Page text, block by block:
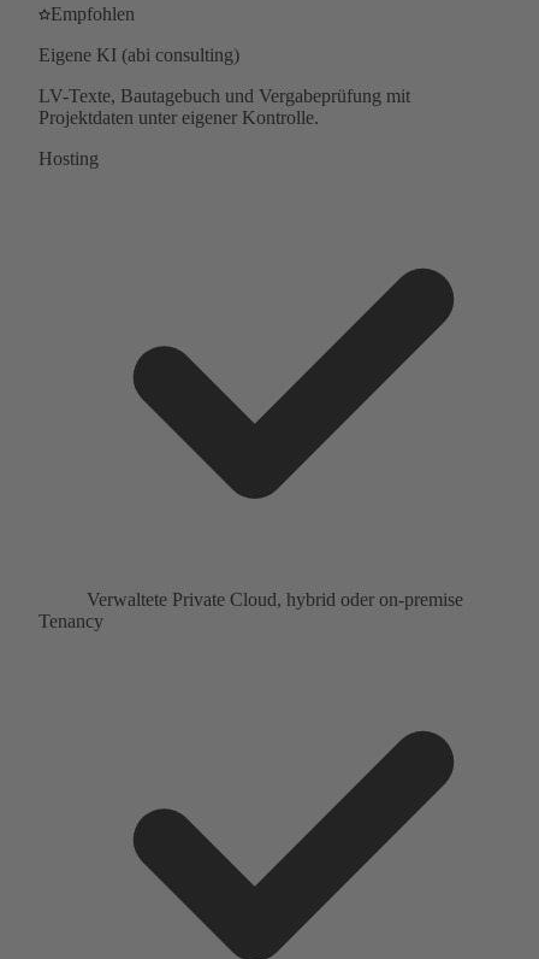
Empfohlen
Eigene KI (abi consulting)
LV-Texte, Bautagebuch und Vergabeprüfung mit
Projektdaten unter eigener Kontrolle.
Hosting
Verwaltete Private Cloud, hybrid oder on-premise
Tenancy